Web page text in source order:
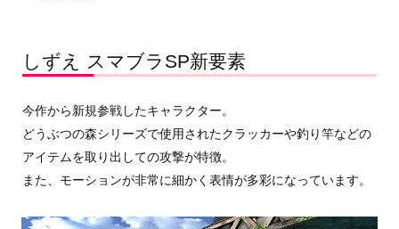
しずえ スマブラSP新要素
今作から新規参戦したキャラクター。
どうぶつの森シリーズで使用されたクラッカーや釣り竿などの
アイテムを取り出しての攻撃が特徴。
また、モーションが非常に細かく表情が多彩になっています。